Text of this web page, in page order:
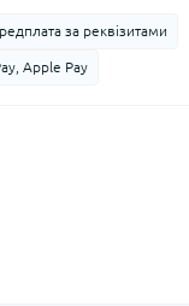
за реквізитами
Apple Pay